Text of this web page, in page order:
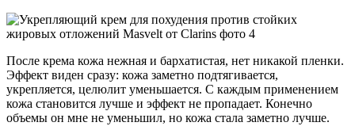
После крема кожа нежная и бархатистая, нет никакой пленки.
Эффект виден сразу: кожа заметно подтягивается,
укрепляется, целюлит уменьшается. С каждым применением
кожа становится лучше и эффект не пропадает. Конечно
объемы он мне не уменьшил, но кожа стала заметно лучше.